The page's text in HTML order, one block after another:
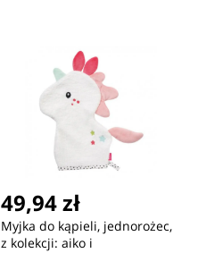
49,94 zł
Myjka do kąpieli, jednorożec,
z kolekcji: aiko i